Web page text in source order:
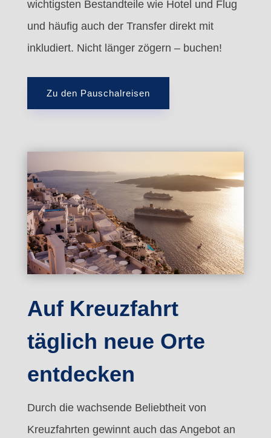
wichtigsten Bestandteile wie Hotel und Flug
und häufig auch der Transfer direkt mit
inkludiert. Nicht länger zögern – buchen!
Zu den Pauschalreisen
Auf Kreuzfahrt
täglich neue Orte
entdecken
Durch die wachsende Beliebtheit von
Kreuzfahrten gewinnt auch das Angebot an